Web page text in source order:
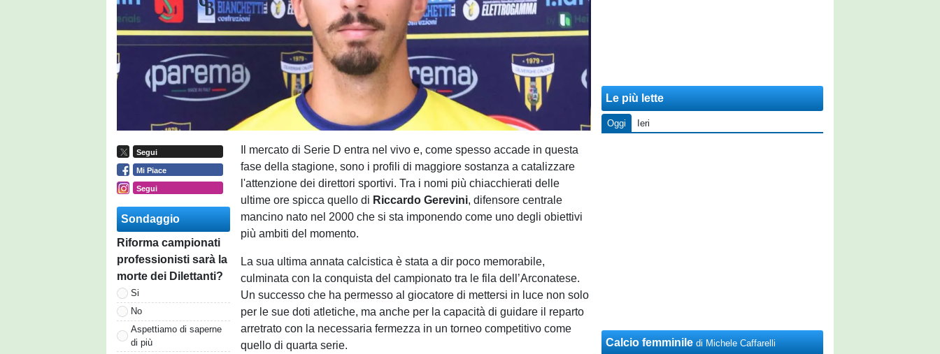
Segui
Mi Piace
Segui
Sondaggio
Riforma campionati
professionisti sarà la
morte dei Dilettanti?
Si
No
Aspettiamo di saperne
di più
Il mercato di Serie D entra nel vivo e, come spesso accade in questa
fase della stagione, sono i profili di maggiore sostanza a catalizzare
l'attenzione dei direttori sportivi. Tra i nomi più chiacchierati delle
ultime ore spicca quello di Riccardo Gerevini, difensore centrale
mancino nato nel 2000 che si sta imponendo come uno degli obiettivi
più ambiti del momento.
La sua ultima annata calcistica è stata a dir poco memorabile,
culminata con la conquista del campionato tra le fila dell’Arconatese.
Un successo che ha permesso al giocatore di mettersi in luce non solo
per le sue doti atletiche, ma anche per la capacità di guidare il reparto
arretrato con la necessaria fermezza in un torneo competitivo come
quello di quarta serie.
Le più lette
Oggi Ieri
Calcio femminile di Michele Caffarelli